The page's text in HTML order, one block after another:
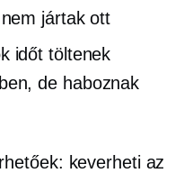
jártak ott
időt töltenek
de haboznak
keverheti az